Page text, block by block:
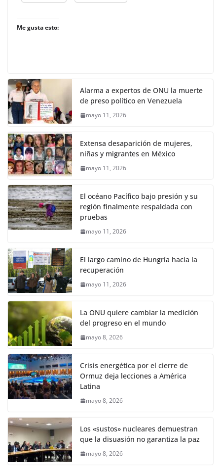
Me gusta esto:
Alarma a expertos de ONU la muerte
de preso político en Venezuela
mayo 11, 2026
Extensa desaparición de mujeres,
niñas y migrantes en México
mayo 11, 2026
El océano Pacífico bajo presión y su
región finalmente respaldada con
pruebas
mayo 11, 2026
El largo camino de Hungría hacia la
recuperación
mayo 11, 2026
La ONU quiere cambiar la medición
del progreso en el mundo
mayo 8, 2026
Crisis energética por el cierre de
Ormuz deja lecciones a América
Latina
mayo 8, 2026
Los «sustos» nucleares demuestran
que la disuasión no garantiza la paz
mayo 8, 2026